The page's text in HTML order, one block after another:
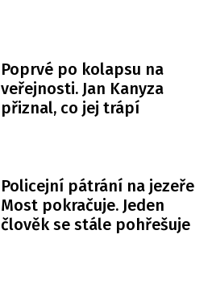
Poprvé po kolapsu na
veřejnosti. Jan Kanyza
přiznal, co jej trápí
Policejní pátrání na jezeře
Most pokračuje. Jeden
člověk se stále pohřešuje